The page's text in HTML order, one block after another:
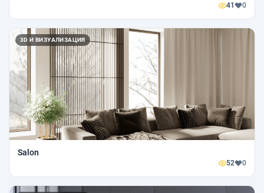
41 0
3D И ВИЗУАЛИЗАЦИЯ
Salon
52 0